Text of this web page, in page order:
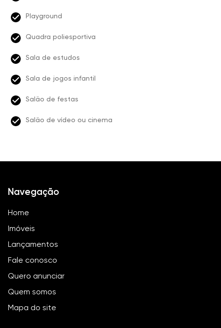
Playground
Quadra poliesportiva
Sala de estudos
Sala de jogos infantil
Salão de festas
Salão de vídeo ou cinema
Navegação
Home
Imóveis
Lançamentos
Fale conosco
Quero anunciar
Quem somos
Mapa do site